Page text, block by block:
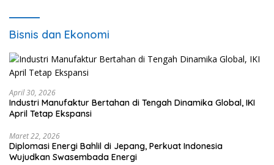
Bisnis dan Ekonomi
April 30, 2026
Industri Manufaktur Bertahan di Tengah Dinamika Global, IKI
April Tetap Ekspansi
Maret 22, 2026
Diplomasi Energi Bahlil di Jepang, Perkuat Indonesia
Wujudkan Swasembada Energi